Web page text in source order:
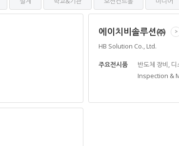
에이치비솔루션㈜ >
HB Solution Co., Ltd.
주요전시품
반도체 장비,
Inspection &